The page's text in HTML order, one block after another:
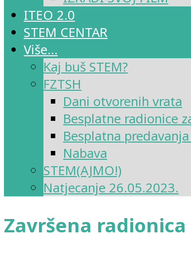
ITEO 2.0
STEM CENTAR
Više…
Kaj buš STEM?
FZTSH
Dani otvorenih vrata
Besplatne radionice
Besplatna
Nabava
STEM(AJMO!)
Natjecanje 26.05.2023.
Završena